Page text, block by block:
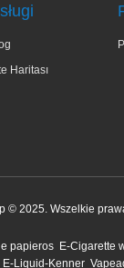
Haritası
© 2025. Wszelkie
e papieros E-Cigarette
E-Liquid-Kenner
kupiony